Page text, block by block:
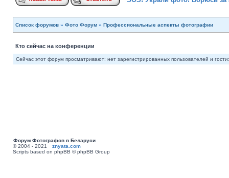
Список форумов » Фото Форум » Профессиональные аспекты фотографии
Кто сейчас на конференции
Сейчас этот форум просматривают: нет зарегистрированных пользователей и
Форум Фотографов в Беларуси
© 2004 - 2021 znyata.com
Scripts based on phpBB © phpBB Group